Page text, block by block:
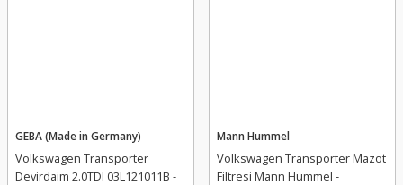
GEBA (Made in Germany)
Volkswagen Transporter
Devirdaim 2.0TDI 03L121011B -
Mann Hummel
Volkswagen Transporter Mazot
Filtresi Mann Hummel -